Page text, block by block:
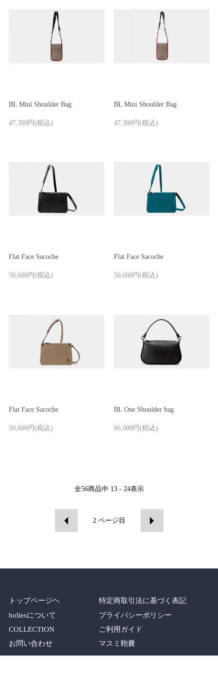
BL Mini Shoulder Bag
47,300円(税込)
BL Mini Shoulder Bag
47,300円(税込)
Flat Face Sacoche
50,600円(税込)
Flat Face Sacoche
50,600円(税込)
Flat Face Sacoche
50,600円(税込)
BL One Shoulder bag
66,000円(税込)
全56商品中 13 - 24表示
2 ページ目
トップページヘ
holiesについて
COLLECTION
お問い合わせ
SHOP
特定商取引法に基づく表記
プライバシーポリシー
ご利用ガイド
マスミ鞄嚢